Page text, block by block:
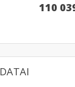
110